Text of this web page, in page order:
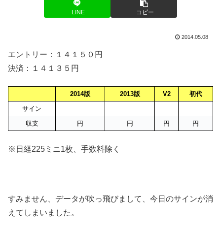
LINE コピー
2014.05.08
エントリー：１４１５０円
決済：１４１３５円
2014版 2013版 V2
初代
サイン
収支
円 円 円 円
※日経225ミニ1枚、手数料除く
すみません、データが吹っ飛びまして、今日のサインが消
えてしまいました。